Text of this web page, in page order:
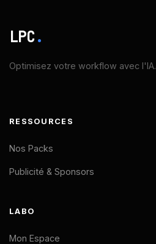
LPC.
Optimisez votre workflow avec l'IA.
RESSOURCES
Nos Packs
Publicité & Sponsors
LABO
Mon EspaceCette semaine